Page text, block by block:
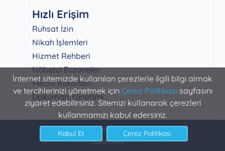
İnternet sitemizde kullanılan çerezlerle ilgili bilgi almak
ve tercihlerinizi yönetmek için Çerez Politikasısayfasını
ziyaret edebilirsiniz. Sitemizi kullanarak çerezleri
kullanmamızı kabul edersiniz.
Hızlı Erişim
Ruhsat İzin
Nikah İşlemleri
Hizmet Rehberi
Nöbetçi Eczaneler
Meclis Kararları
Doküman Yönetimi
Şahinbey Belediyesi Bilgi İşlem
Yazılım K7